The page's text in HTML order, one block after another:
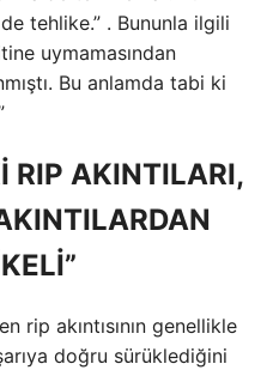
tehlike.” . Bununla ilgili
uymamasından
Bu anlamda tabi ki
RIP AKINTILARI,
rip akıntısının genellikle
doğru sürüklediğini